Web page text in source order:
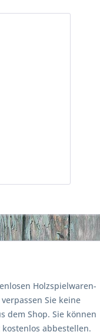
Holzspielwaren-
Sie keine
dem Shop. Sie können
abbestellen.